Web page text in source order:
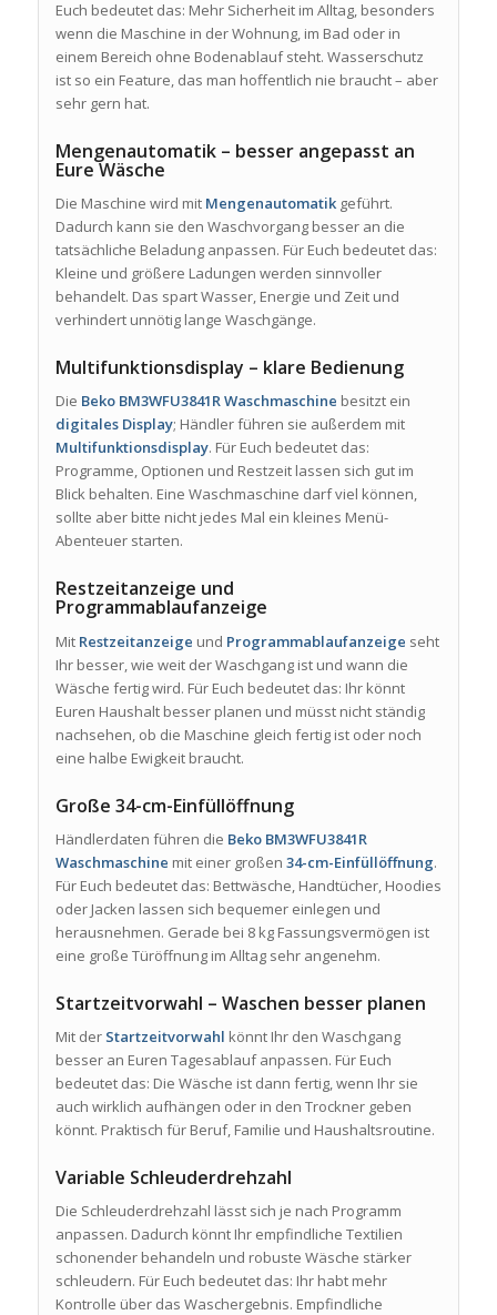
Euch bedeutet das: Mehr Sicherheit im Alltag, besonders
wenn die Maschine in der Wohnung, im Bad oder in
einem Bereich ohne Bodenablauf steht. Wasserschutz
ist so ein Feature, das man hoffentlich nie braucht – aber
sehr gern hat.
Mengenautomatik – besser angepasst an
Eure Wäsche
Die Maschine wird mit Mengenautomatikgeführt.
Dadurch kann sie den Waschvorgang besser an die
tatsächliche Beladung anpassen. Für Euch bedeutet das:
Kleine und größere Ladungen werden sinnvoller
behandelt. Das spart Wasser, Energie und Zeit und
verhindert unnötig lange Waschgänge.
Multifunktionsdisplay – klare Bedienung
Die Beko BM3WFU3841R Waschmaschine besitzt ein
digitales Display; Händler führen sie außerdem mit
Multifunktionsdisplay. Für Euch bedeutet das:
Programme, Optionen und Restzeit lassen sich gut im
Blick behalten. Eine Waschmaschine darf viel können,
sollte aber bitte nicht jedes Mal ein kleines Menü-
Abenteuer starten.
Restzeitanzeige und
Programmablaufanzeige
Mit Restzeitanzeige und Programmablaufanzeige seht
Ihr besser, wie weit der Waschgang ist und wann die
Wäsche fertig wird. Für Euch bedeutet das: Ihr könnt
Euren Haushalt besser planen und müsst nicht ständig
nachsehen, ob die Maschine gleich fertig ist oder noch
eine halbe Ewigkeit braucht.
Große 34-cm-Einfüllöffnung
Händlerdaten führen die Beko BM3WFU3841R
Waschmaschine mit einer großen 34-cm-Einfüllöffnung.
Für Euch bedeutet das: Bettwäsche, Handtücher, Hoodies
oder Jacken lassen sich bequemer einlegen und
herausnehmen. Gerade bei 8 kg Fassungsvermögen ist
eine große Türöffnung im Alltag sehr angenehm.
Startzeitvorwahl – Waschen besser planen
Mit der Startzeitvorwahl könnt Ihr den Waschgang
besser an Euren Tagesablauf anpassen. Für Euch
bedeutet das: Die Wäsche ist dann fertig, wenn Ihr sie
auch wirklich aufhängen oder in den Trockner geben
könnt. Praktisch für Beruf, Familie und Haushaltsroutine.
Variable Schleuderdrehzahl
Die Schleuderdrehzahl lässt sich je nach Programm
anpassen. Dadurch könnt Ihr empfindliche Textilien
schonender behandeln und robuste Wäsche stärker
schleudern. Für Euch bedeutet das: Ihr habt mehr
Kontrolle über das Waschergebnis. Empfindliche